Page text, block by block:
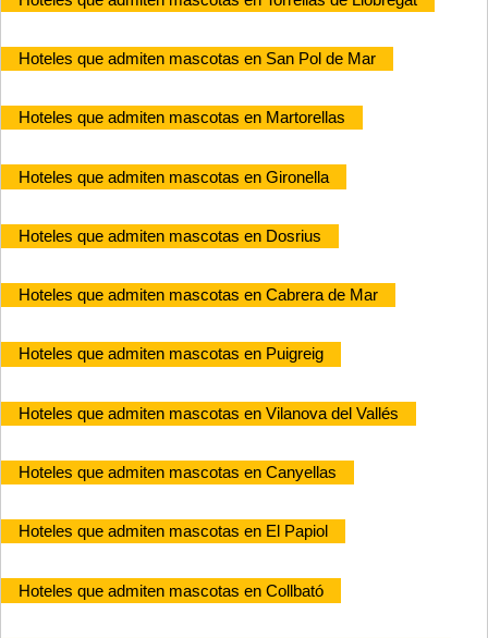
Hoteles que admiten mascotas en San Pol de Mar
Hoteles que admiten mascotas en Martorellas
Hoteles que admiten mascotas en Gironella
Hoteles que admiten mascotas en Dosrius
Hoteles que admiten mascotas en Cabrera de Mar
Hoteles que admiten mascotas en Puigreig
Hoteles que admiten mascotas en Vilanova del Vallés
Hoteles que admiten mascotas en Canyellas
Hoteles que admiten mascotas en El Papiol
Hoteles que admiten mascotas en Collbató